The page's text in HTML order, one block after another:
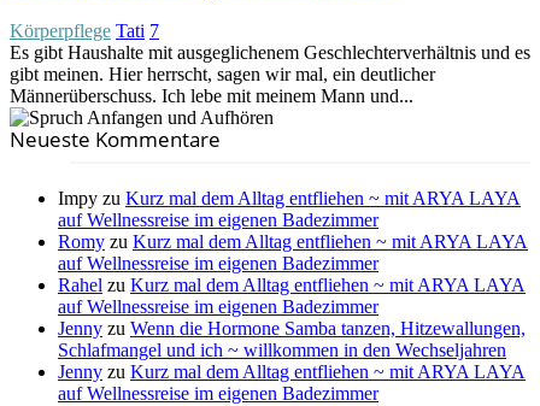
Körperpflege Tati 7
Es gibt Haushalte mit ausgeglichenem Geschlechterverhältnis und es
gibt meinen. Hier herrscht, sagen wir mal, ein deutlicher
Männerüberschuss. Ich lebe mit meinem Mann und...
Neueste Kommentare
Impy zu Kurz mal dem Alltag entfliehen ~ mit ARYA LAYA
auf Wellnessreise im eigenen Badezimmer
Romy zu Kurz mal dem Alltag entfliehen ~ mit ARYA LAYA
auf Wellnessreise im eigenen Badezimmer
Rahel zu Kurz mal dem Alltag entfliehen ~ mit ARYA LAYA
auf Wellnessreise im eigenen Badezimmer
Jenny zu Wenn die Hormone Samba tanzen, Hitzewallungen,
Schlafmangel und ich ~ willkommen in den Wechseljahren
Jenny zu Kurz mal dem Alltag entfliehen ~ mit ARYA LAYA
auf Wellnessreise im eigenen Badezimmer